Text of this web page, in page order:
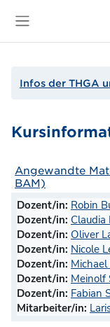
Angewandte
BAM)
Dozent/in: Robin
Dozent/in: Claudia
Dozent/in: Oliver
Dozent/in: Nicole
Dozent/in:
Dozent/in: Meinolf
Dozent/in: Fabian
Mitarbeiter/in: